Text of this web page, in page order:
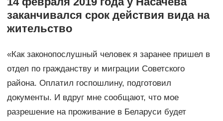
заканчивался срок действия вида на
жительство
«Как законопослушный человек я заранее пришел в
отдел по гражданству и миграции Советского
района. Оплатил госпошлину, подготовил
документы. И вдруг мне сообщают, что мое
разрешение на проживание в Беларуси будет